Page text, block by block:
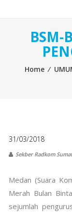
BSM-
Home ⁄
31/03/2018
Sekber Radkom
Medan (Suara
Merah Bulan
sejumlah